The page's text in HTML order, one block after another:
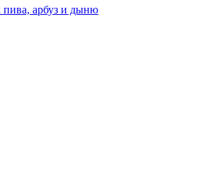
пива, арбуз и дыню